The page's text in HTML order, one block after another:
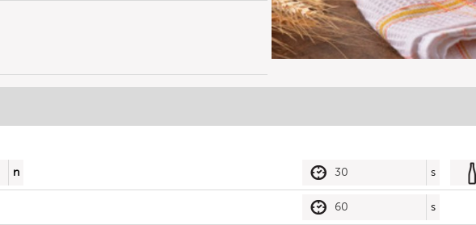
n 30 s
60 s